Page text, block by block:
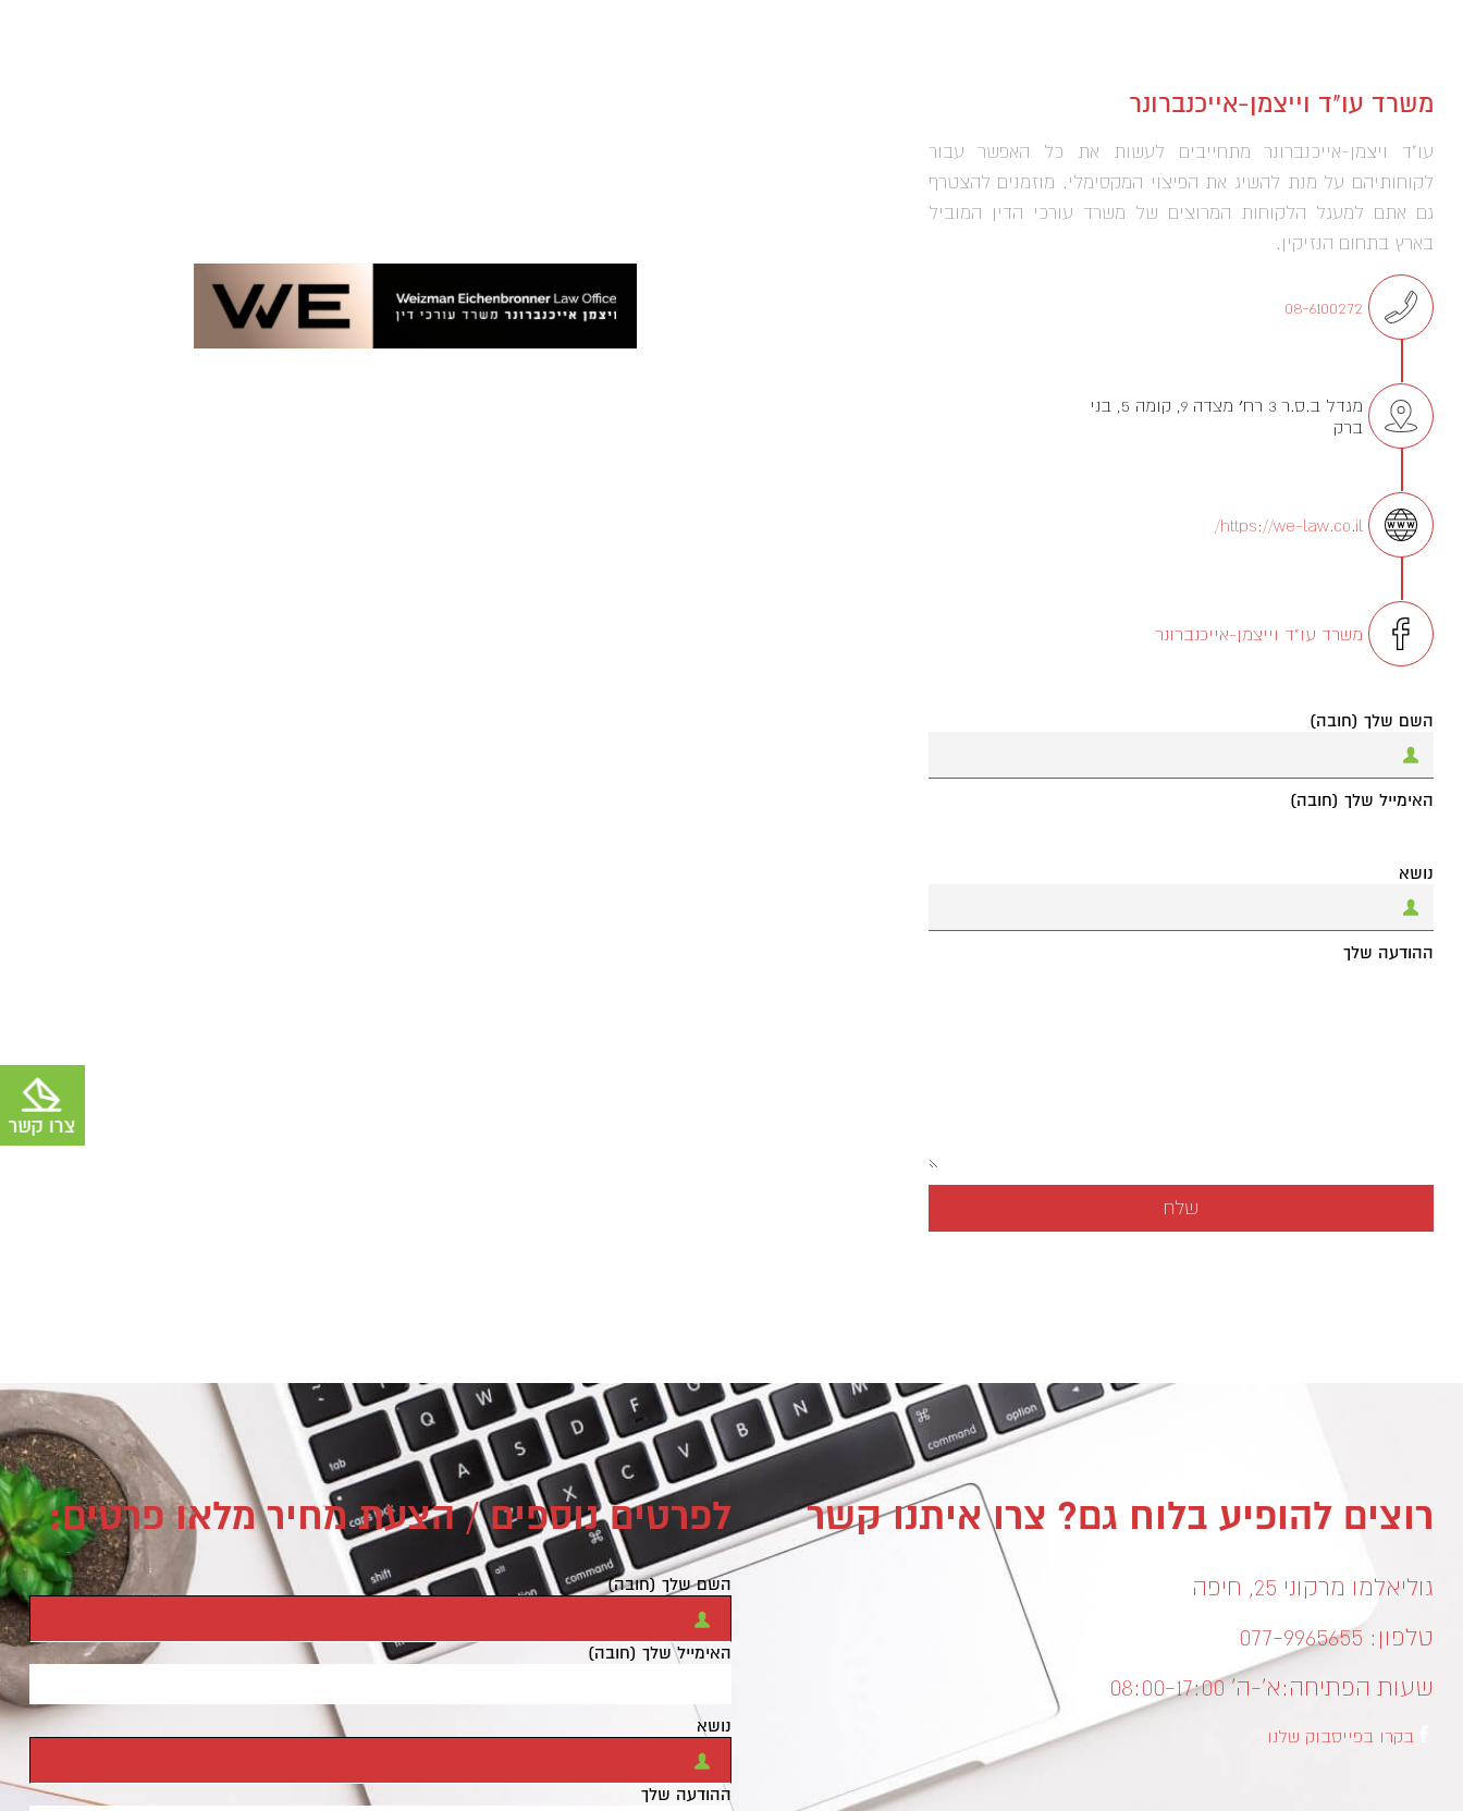
משרד עו"ד וייצמן-אייכנברונר
עו"ד ויצמן-אייכנברונר מתחייבים לעשות את כל האפשר עבור
לקוחותיהם על מנת להשיג את הפיצוי המקסימלי. מוזמנים להצטרף
גם אתם למעגל הלקוחות המרוצים של משרד עורכי הדין המוביל
בארץ בתחום הנזיקין.
08-6100272
מגדל ב.ס.ר 3 רח׳ מצדה 9, קומה 5, בני
ברק
https://we-law.co.il/
משרד עו"ד וייצמן-אייכנברונר
השם שלך (חובה)
האימייל שלך (חובה)
נושא
ההודעה שלך
רוצים להופיע בלוח גם? צרו איתנו קשר
גוליאלמו מרקוני 25, חיפה
טלפון: 077-9965655
שעות הפתיחה:א’-ה’ 08:00-17:00
בקרו בפייסבוק שלנו
לפרטים נוספים / הצעת מחיר מלאו פרטים:
השם שלך (חובה)
האימייל שלך (חובה)
נושא
ההודעה שלך